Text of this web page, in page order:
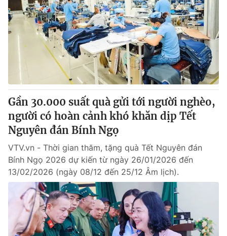
Gần 30.000 suất quà gửi tới người nghèo,
người có hoàn cảnh khó khăn dịp Tết
Nguyên đán Bính Ngọ
VTV.vn - Thời gian thăm, tặng quà Tết Nguyên đán
Bính Ngọ 2026 dự kiến từ ngày 26/01/2026 đến
13/02/2026 (ngày 08/12 đến 25/12 Âm lịch).